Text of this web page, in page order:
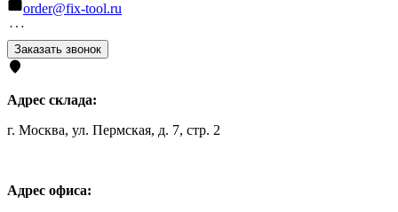
order@fix-tool.ru
Заказать звонок
Адрес склада:
г. Москва, ул. Пермская, д. 7, стр. 2
Адрес офиса: